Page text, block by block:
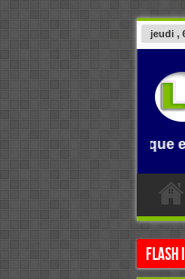
jeudi ,
en Afrique et dans le
Flash